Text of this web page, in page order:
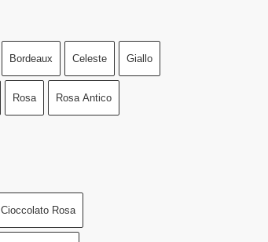
Bordeaux Celeste Giallo
Rosa Rosa Antico
Cioccolato Rosa